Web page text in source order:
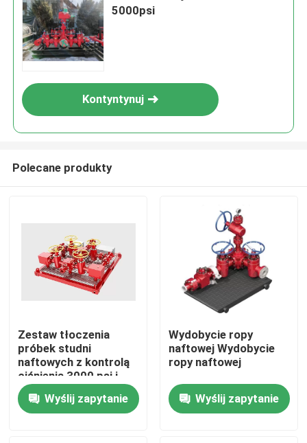
Dom
5000psi
Kontyntynuj
Polecane produkty
Zestaw tłoczenia
próbek studni
naftowych z kontrolą
ciśnienia 3000 psi i
standardem API 16C
Wyślij zapytanie
Wydobycie ropy
naftowej Wydobycie
ropy naftowej
Wyślij zapytanie